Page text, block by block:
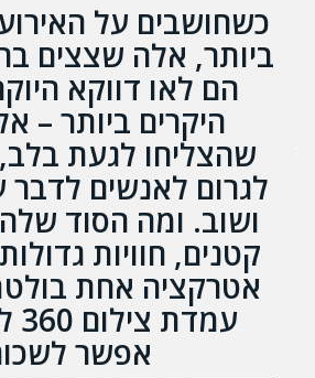
כשחושבים על
ביותר, אלה שצצים
הם לאו דווקא
היקרים ביותר –
שהצליחו לגעת
לגרום לאנשים לדבר
ושוב. ומה הסוד
קטנים, חוויות
אטרקציה אחת
עמדת צילום 360 לאירועים
אפשר